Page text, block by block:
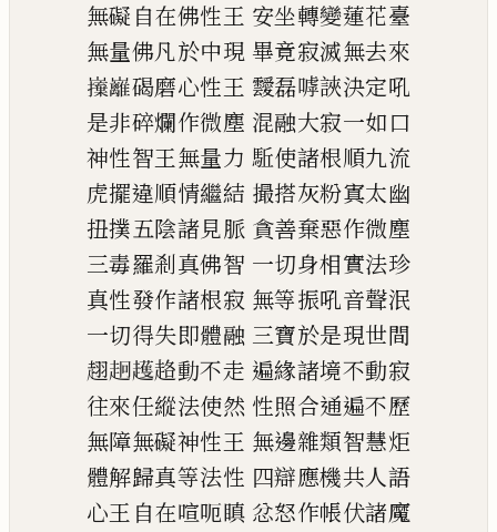
無礙自在佛性王 安坐轉變蓮花臺
無量佛凡於中現 畢竟寂滅無去來
𭗦𡿎碣磨心性王 靉磊嘑䛟決定吼
是非碎爛作微塵 混融大寂一如口
神性智王無量力 駈使諸根順九流
虎擺違順情繼結 撮搭灰粉寘太幽
扭撲五陰諸見脈 貪善棄惡作微塵
三毒羅剎真佛智 一切身相實法珍
真性發作諸根寂 無等振吼音聲泯
一切得失即體融 三寶於是現世間
趐𧺸𧾛䞦動不走 遍緣諸境不動寂
往來任縱法使然 性照合通遍不歷
無障無礙神性王 無邊雜類智慧炬
體解歸真等法性 四辯應機共人語
心王自在喧呃瞋 忿怒作帳伏諸魔